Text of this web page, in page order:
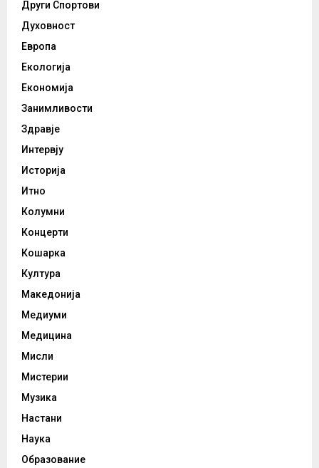
Други Спортови
Духовност
Европа
Екологија
Економија
Занимливости
Здравје
Интервју
Историја
Итно
Колумни
Концерти
Кошарка
Култура
Македонија
Медиуми
Медицина
Мисли
Мистерии
Музика
Настани
Наука
Образование